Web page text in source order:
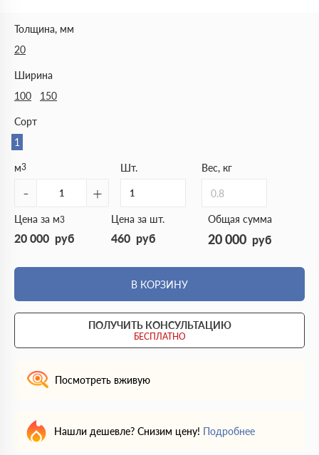
Толщина, мм
20
Ширина
100
150
Сорт
1
м3
- +
Шт. Вес, кг
0.8
Цена за м3
20 000 руб
Цена за шт.
460 руб
Общая сумма
20 000 руб
В КОРЗИНУ
ПОЛУЧИТЬ КОНСУЛЬТАЦИЮ
БЕСПЛАТНО
Посмотреть вживую
Нашли дешевле? Снизим цену! Подробнее